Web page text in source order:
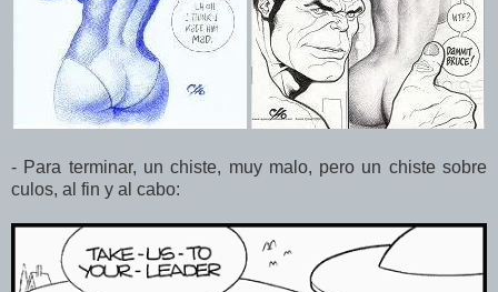
- Para terminar, un chiste, muy malo, pero un chiste sobre
culos, al fin y al cabo: